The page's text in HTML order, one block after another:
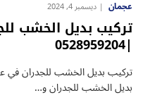
عجمان ديسمبر 4, 2024
تركيب بديل الخشب
|0528959204
تركيب بديل الخشب للجدران
بديل الخشب للجدران و…